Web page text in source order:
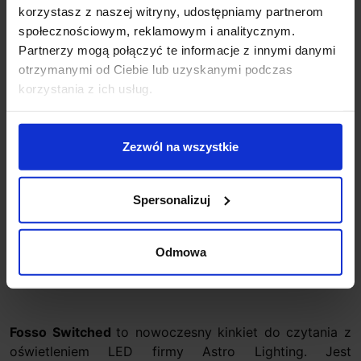
korzystasz z naszej witryny, udostępniamy partnerom
społecznościowym, reklamowym i analitycznym.
Partnerzy mogą połączyć te informacje z innymi danymi
otrzymanymi od Ciebie lub uzyskanymi podczas
korzystania z ich usług.
Zezwól na wszystkie
Spersonalizuj
Odmowa
phone +48 694 000 777 ,+48 799 220 777
email sklep@salonled.pl
Metody płatności
Zapytaj o produkt
Opis
Fosso Switched to nowoczesny kinkiet do czytania z
oświetleniem LED firmy Astro Lighting. Jest